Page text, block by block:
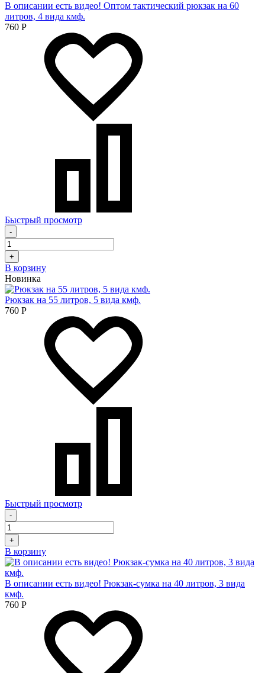
В описании есть видео! Оптом тактический рюкзак на 60
литров, 4 вида кмф.
760 Р
Быстрый просмотр
-
+
В корзину
Новинка
Рюкзак на 55 литров, 5 вида кмф.
760 Р
Быстрый просмотр
-
+
В корзину
В описании есть видео! Рюкзак-сумка на 40 литров, 3 вида
кмф.
760 Р